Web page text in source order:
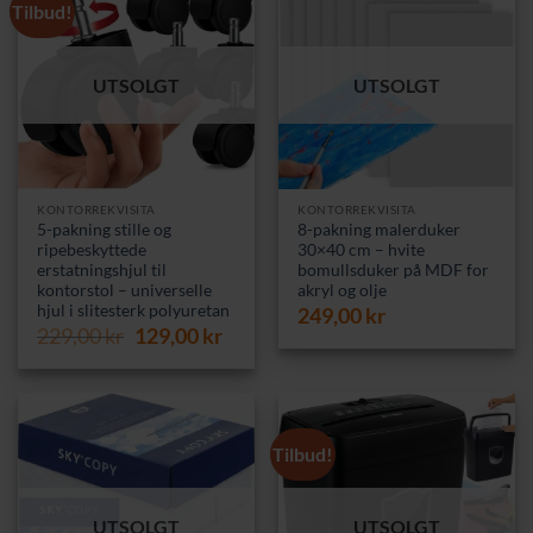
Tilbud!
UTSOLGT
KONTORREKVISITA
5-pakning stille og
ripebeskyttede
erstatningshjul til
kontorstol – universelle
hjul i slitesterk polyuretan
229,00kr Opprinnelig
229,00 kr.
129,00krNåværende
UTSOLGT
KONTORREKVISITA
8-pakning malerduker
30×40 cm – hvite
bomullsduker på MDF for
akryl og olje
249,00kr
UTSOLGT
Tilbud!
UTSOLGT